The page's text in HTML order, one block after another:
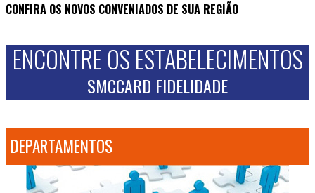
CONFIRA OS NOVOS CONVENIADOS DE SUA REGIÃO
ENCONTRE OS ESTABELECIMENTOS
SMCCARD FIDELIDADE
DEPARTAMENTOS